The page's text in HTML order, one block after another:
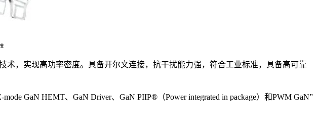
，实现高功率密度。具备开尔文连接，抗干扰能力强，符合工业标准，具备高可靠
GaN HEMT、GaN Driver、GaN PIIP®（Power integrated in package）和PWM GaN”